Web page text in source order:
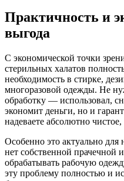
Практичность и
выгода
С экономической точки
стерильных халатов
необходимость в стирке,
многоразовой одежды. Не
обработку — использовал,
экономит деньги, но и
надеваете абсолютно
Особенно это актуально
нет собственной прачечной
обрабатывать рабочую
эту проблему полностью и